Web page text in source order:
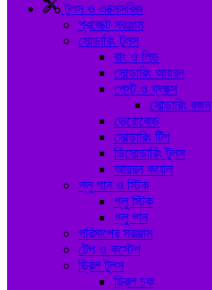
টুলস ও এক্সেসরিজ
প্রজেক্ট সরঞ্জাম
সোল্ডারিং টুলস
রাং ও লিড
সোল্ডারিং আয়রন
পেস্ট ও ফ্লাক্স
সোল্ডারিং রজন
ভেরোবোর্ড
সোল্ডারিং টিপ
ডিসোল্ডারিং টুলস
আয়রন কয়েল
গ্লু গান ও স্টিক
গ্লু স্টিক
গ্লু গান
পরিমাপের সরঞ্জাম
টেপ ও কস্টেপ
ড্রিল টুলস
ড্রিল চক